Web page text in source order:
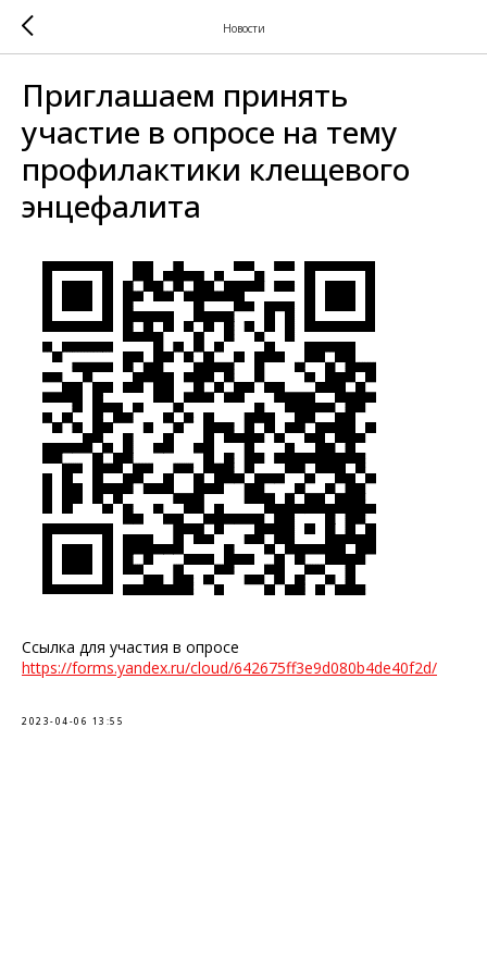
Новости
Приглашаем принять
участие в опросе на тему
профилактики клещевого
энцефалита
Ссылка для участия в опросе
https://forms.yandex.ru/cloud/642675ff3e9d080b4de40f2d/
2023-04-06 13:55